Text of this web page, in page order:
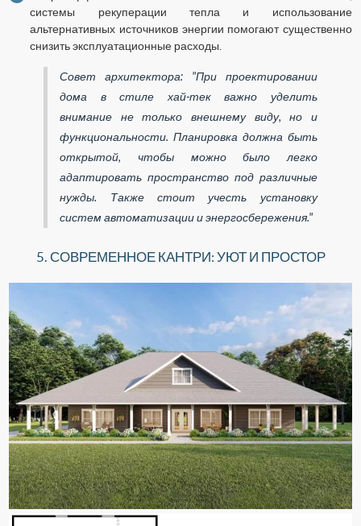
системы рекуперации тепла и использование
альтернативных источников энергии помогают существенно
снизить эксплуатационные расходы.
Совет архитектора: "При проектировании
дома в стиле хай-тек важно уделить
внимание не только внешнему виду, но и
функциональности. Планировка должна быть
открытой, чтобы можно было легко
адаптировать пространство под различные
нужды. Также стоит учесть установку
систем автоматизации и энергосбережения."
5. СОВРЕМЕННОЕ КАНТРИ: УЮТ И ПРОСТОР